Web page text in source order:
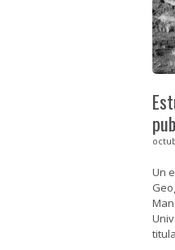
Un